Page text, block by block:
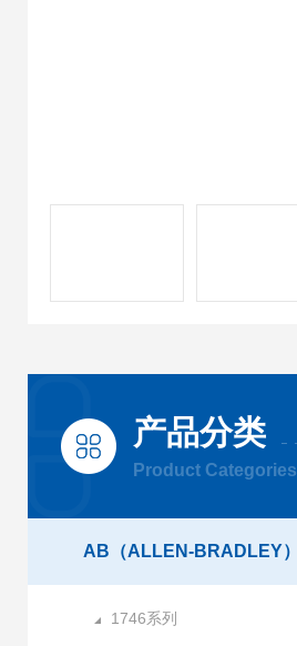
产品分类
Product Categories
AB（ALLEN-BRADLEY）
1746系列